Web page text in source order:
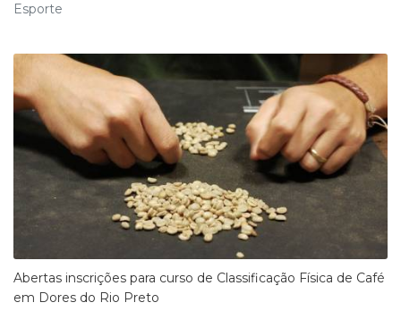
Esporte
Abertas inscrições para curso de Classificação Física de Café
em Dores do Rio Preto